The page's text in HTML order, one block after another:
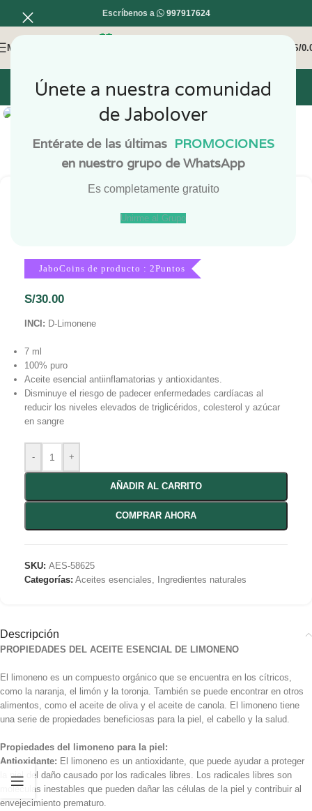
Únete a nuestra comunidad
de Jabolover
Entérate de las últimas PROMOCIONES
en nuestro grupo de WhatsApp
Es completamente gratuito
Unirme al Grupo
Escríbenos a 997917624
MENÚ S/
INICIO MI COMPRA MI CUENTA
Haga Click para agrandar
JaboCoins de producto : 2Puntos
S/30.00
INCI: D-Limonene
7 ml
100% puro
Aceite esencial antiinflamatorias y antioxidantes.
Disminuye el riesgo de padecer enfermedades cardíacas al
reducir los niveles elevados de triglicéridos, colesterol y azúcar
en sangre
- +
AÑADIR AL CARRITO
COMPRAR AHORA
SKU: AES-58625
Categorías: Aceites esenciales, Ingredientes naturales
Descripción
PROPIEDADES DEL ACEITE ESENCIAL DE LIMONENO
El limoneno es un compuesto orgánico que se encuentra en los cítricos,
como la naranja, el limón y la toronja. También se puede encontrar en otros
alimentos, como el aceite de oliva y el aceite de canola. El limoneno tiene
una serie de propiedades beneficiosas para la piel, el cabello y la salud.
Propiedades del limoneno para la piel:
Antioxidante: El limoneno es un antioxidante, que puede ayudar a proteger
la piel del daño causado por los radicales libres. Los radicales libres son
moléculas inestables que pueden dañar las células de la piel y contribuir al
envejecimiento prematuro.